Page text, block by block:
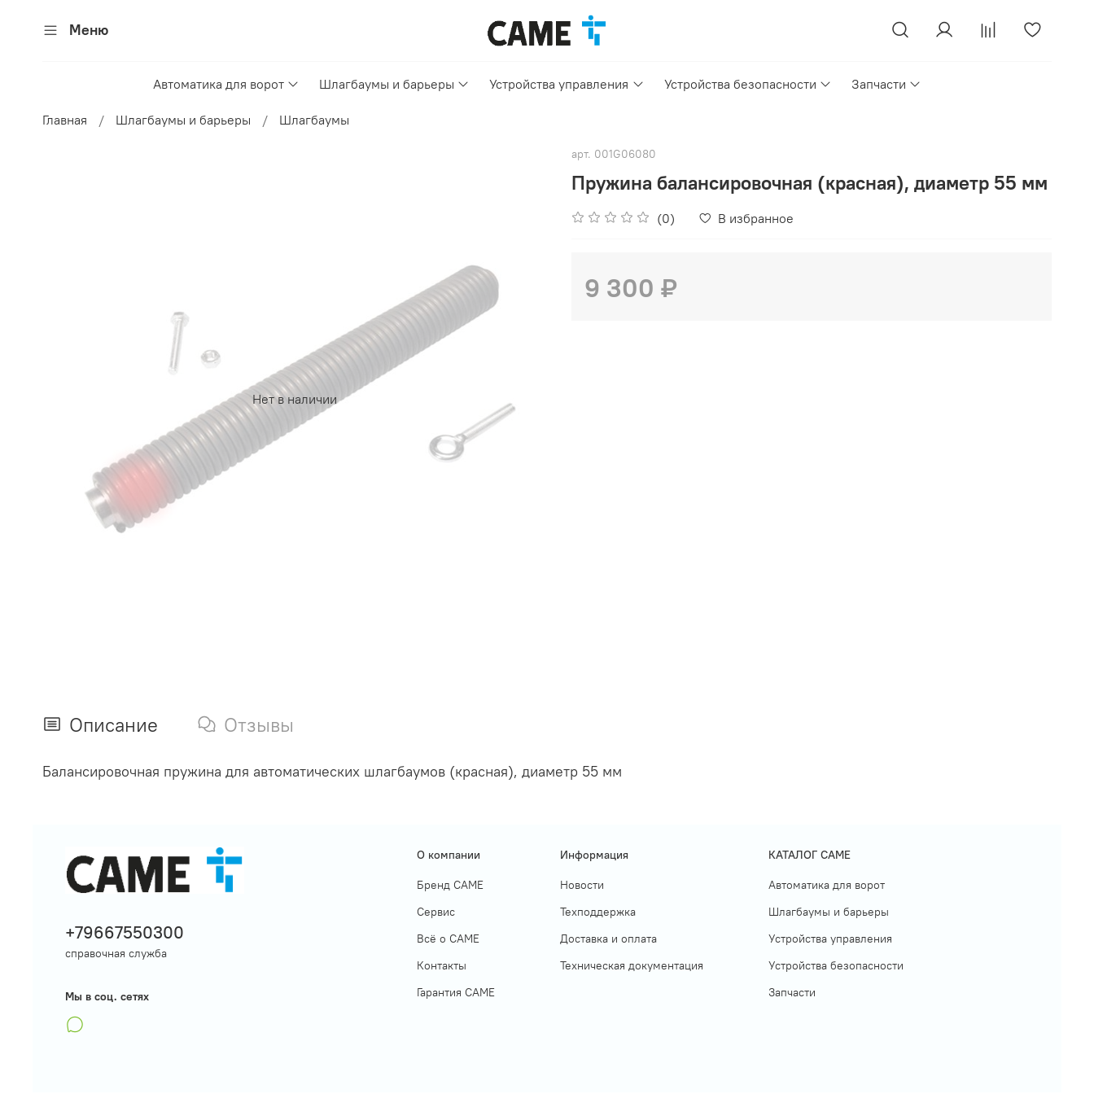
Меню
Автоматика для ворот Шлагбаумы и барьеры Устройства управления Устройства безопасности Запчасти
Главная Шлагбаумы и барьеры Шлагбаумы
Нет в наличии
арт. 001G06080
Пружина балансировочная (красная), диаметр 55 мм
(0) В избранное
9 300 ₽
Описание Отзывы
Балансировочная пружина для автоматических шлагбаумов (красная), диаметр 55 мм
О компании
Бренд CAME
Сервис
Всё о САМЕ
Контакты
Гарантия САМЕ
Информация
Новости
Техподдержка
Доставка и оплата
Техническая документация
КАТАЛОГ CAME
Автоматика для ворот
Шлагбаумы и барьеры
Устройства управления
Устройства безопасности
Запчасти
+79667550300
справочная служба
Мы в соц. сетях